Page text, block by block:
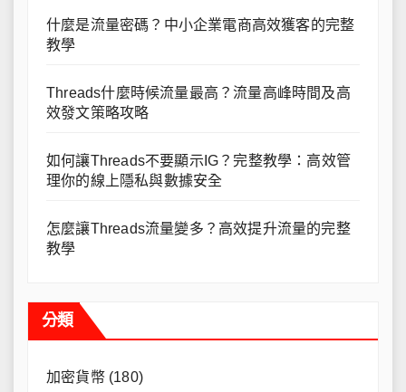
什麼是流量密碼？中小企業電商高效獲客的完整
教學
Threads什麼時候流量最高？流量高峰時間及高
效發文策略攻略
如何讓Threads不要顯示IG？完整教學：高效管
理你的線上隱私與數據安全
怎麼讓Threads流量變多？高效提升流量的完整
教學
分類
加密貨幣(180)